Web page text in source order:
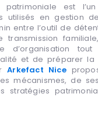
est
utilisés en gestion
entre l’outil de
transmission
d’organisation
et de préparer la
Arkefact Nice
mécanismes, de
stratégies